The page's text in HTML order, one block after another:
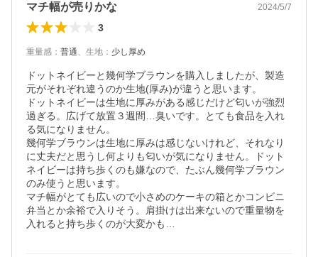
マチ幅が売りかな 2024/5/7
3
重量感 ： 普通、 生地 ： 少し厚め
ドットネイビーと幾何学ブラウンを購入しましたが、製造
元がそれぞれ違うのか生地(厚み)が違うと思います。
ドットネイビーは生地に厚みがある感じだけど匂いが強烈
過ぎる。広げて放置３週間…臭いです。とても食品を入れ
る気になりません。
幾何学ブラウンは生地に厚みは感じないけれど、それなり
に丈夫だと思うし何よりも匂いが気になりません。ドット
ネイビーは持ち歩くのも嫌なので、たぶん幾何学ブラウン
のみ使うと思います。
マチ幅がとても広いので小さめのケーキの箱とかコンビニ
弁当とか余裕で入りそう。肩掛けは出来ないので重量物を
入れると持ち歩くのが大変かも…